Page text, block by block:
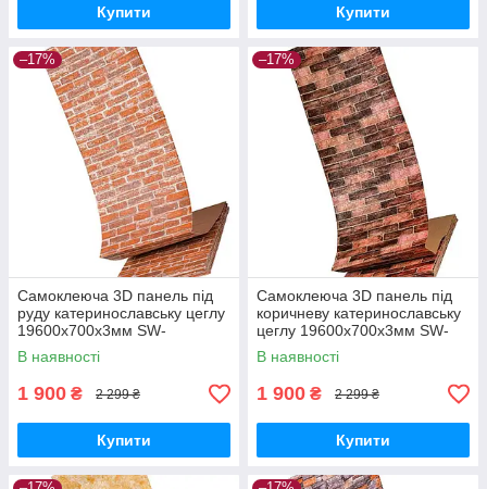
Купити Купити
–17%
Самоклеюча 3D панель під
руду катеринославську цеглу
19600x700x3мм SW-
00001370
В наявності
1 900 ₴ 2 299 ₴
Купити
–17%
Самоклеюча 3D панель під
коричневу катеринославську
цеглу 19600x700x3мм SW-
00001469
В наявності
1 900 ₴ 2 299 ₴
Купити